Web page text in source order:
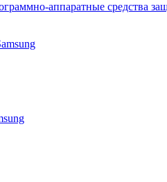
аппаратные средства